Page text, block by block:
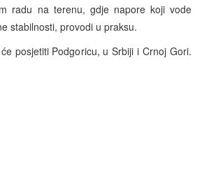
radu na terenu, gdje napore koji vode
stabilnosti, provodi u praksu.
posjetiti Podgoricu, u Srbiji i Crnoj Gori.